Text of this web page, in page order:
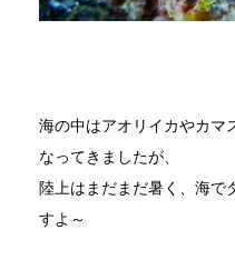
海の中はアオリイカやカマ
なってきましたが、
陸上はまだまだ暑く、海で
すよ～